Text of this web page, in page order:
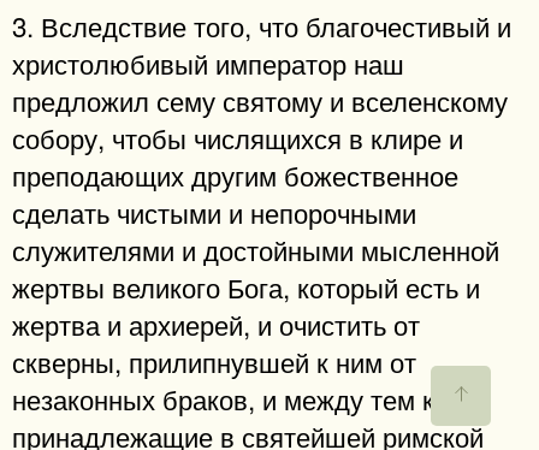
3. Вследствие того, что благочестивый и
христолюбивый император наш
предложил сему святому и вселенскому
собору, чтобы числящихся в клире и
преподающих другим божественное
сделать чистыми и непорочными
служителями и достойными мысленной
жертвы великого Бога, который есть и
жертва и архиерей, и очистить от
скверны, прилипнувшей к ним от
незаконных браков, и между тем как
принадлежащие в святейшей римской